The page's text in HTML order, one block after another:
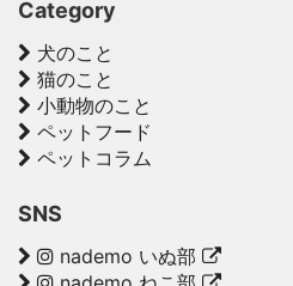
Category
犬のこと
猫のこと
小動物のこと
ペットフード
ペットコラム
SNS
nademo いぬ部